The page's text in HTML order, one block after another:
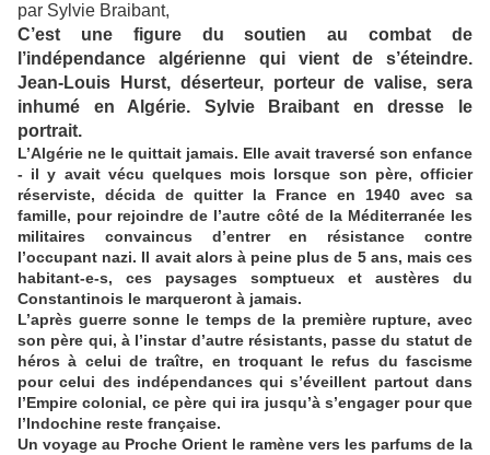
par Sylvie Braibant,
C’est une figure du soutien au combat de
l’indépendance algérienne qui vient de s’éteindre.
Jean-Louis Hurst, déserteur, porteur de valise, sera
inhumé en Algérie. Sylvie Braibant en dresse le
portrait.
L’Algérie ne le quittait jamais. Elle avait traversé son enfance
- il y avait vécu quelques mois lorsque son père, officier
réserviste, décida de quitter la France en 1940 avec sa
famille, pour rejoindre de l’autre côté de la Méditerranée les
militaires convaincus d’entrer en résistance contre
l’occupant nazi. Il avait alors à peine plus de 5 ans, mais ces
habitant-e-s, ces paysages somptueux et austères du
Constantinois le marqueront à jamais.
L’après guerre sonne le temps de la première rupture, avec
son père qui, à l’instar d’autre résistants, passe du statut de
héros à celui de traître, en troquant le refus du fascisme
pour celui des indépendances qui s’éveillent partout dans
l’Empire colonial, ce père qui ira jusqu’à s’engager pour que
l’Indochine reste française.
Un voyage au Proche Orient le ramène vers les parfums de la